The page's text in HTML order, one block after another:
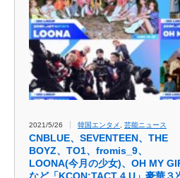
2021/5/26 韓国エンタメ 芸能ニュース
CNBLUE、SEVENTEEN、THE
BOYZ、TO1、fromis_9、
LOONA(今月の少女)、OH MY